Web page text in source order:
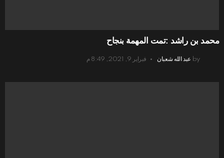
محمد بن راشد :تمت المهمة بنجاح
by عبد الله شعبان فبراير 9, 2021, 8:49 م